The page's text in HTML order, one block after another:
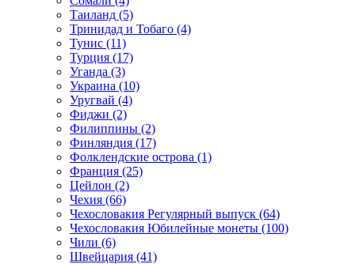
Таиланд (5)
Тринидад и Тобаго (4)
Тунис (11)
Турция (17)
Уганда (3)
Украина (10)
Уругвай (4)
Фиджи (2)
Филиппины (2)
Финляндия (17)
Фолклендские острова (1)
Франция (25)
Цейлон (2)
Чехия (66)
Чехословакия Регулярный выпуск (64)
Чехословакия Юбилейные монеты (100)
Чили (6)
Швейцария (41)